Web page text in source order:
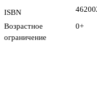
ISBN
Возрастное
ограничение
0+